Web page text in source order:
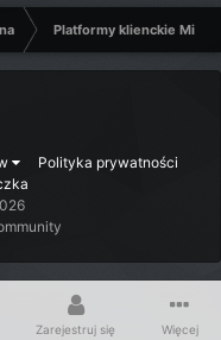
Platformy klienckie
Polityka prywatności
Zarejestruj się Więcej